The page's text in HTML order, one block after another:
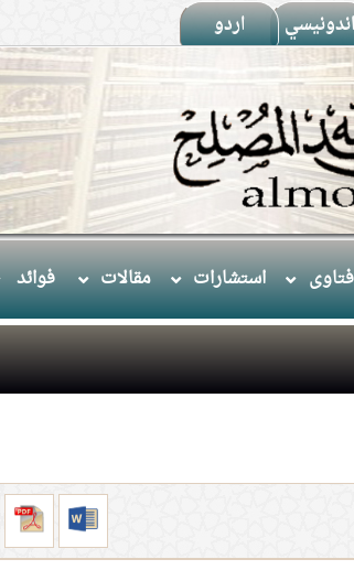
اندونيسي اردو
فتاوى استشارات مقالات فوائد